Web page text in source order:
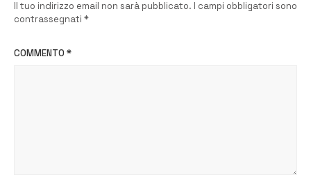
Il tuo indirizzo email non sarà pubblicato. I campi obbligatori sono
contrassegnati *
COMMENTO *